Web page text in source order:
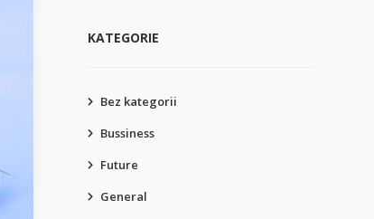
KATEGORIE
Bez kategorii
Bussiness
Future
General